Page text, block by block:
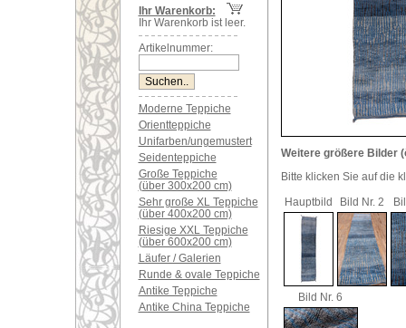
Ihr Warenkorb:
Ihr Warenkorb ist leer.
Artikelnummer:
Moderne Teppiche
Orientteppiche
Unifarben/ungemustert
Seidenteppiche
Große Teppiche
(über 300x200 cm)
Sehr große XL Teppiche
(über 400x200 cm)
Riesige XXL Teppiche
(über 600x200 cm)
Läufer / Galerien
Runde & ovale Teppiche
Antike Teppiche
Antike China Teppiche
Weitere größere Bilder
Bitte klicken Sie auf die
Hauptbild
Bild Nr. 2
Bild Nr. 6